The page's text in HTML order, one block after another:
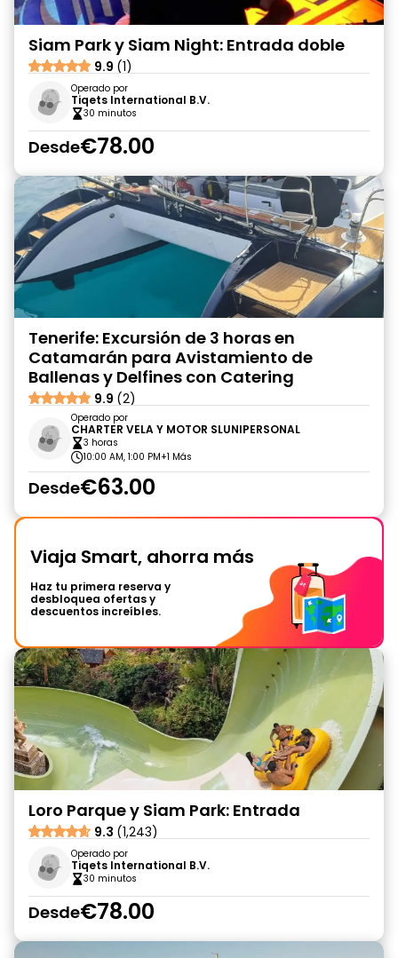
Siam Park y Siam Night: Entrada doble
9.9 (1)
Operado por
Tiqets International B.V.
30 minutos
Desde€78.00
Tenerife: Excursión de 3 horas en
Catamarán para Avistamiento de
Ballenas y Delfines con Catering
9.9 (2)
Operado por
CHARTER VELA Y MOTOR SLUNIPERSONAL
3 horas
10:00 AM, 1:00 PM+1 Más
Desde€63.00
Viaja Smart, ahorra más
Haz tu primera reserva y
desbloquea ofertas y
descuentos increíbles.
Loro Parque y Siam Park: Entrada
9.3 (1,243)
Operado por
Tiqets International B.V.
30 minutos
Desde€78.00